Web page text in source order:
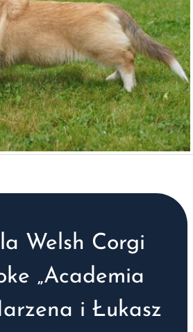
Welsh Corgi
„Academia
i Łukasz